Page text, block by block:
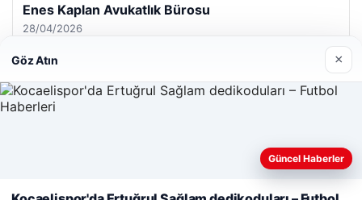
Enes Kaplan Avukatlık Bürosu
28/04/2026
Web sitemizi nasıl kullandığınızı daha iyi anlayabilmek,
Göz Atın ×
Güncel Haberler